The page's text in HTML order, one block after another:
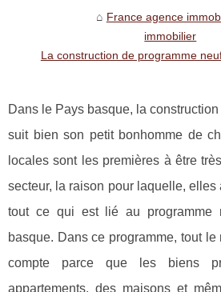
France agence
immobilier
La construction de programme
Dans le Pays basque, la
suit bien son petit bonhomme de
locales sont les premières à être
secteur, la raison pour laquelle, elles
tout ce qui est lié au programme
basque. Dans ce programme, tout
compte parce que les biens
appartements, des maisons et